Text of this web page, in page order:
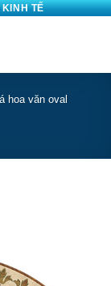
TẾ
hoa văn oval